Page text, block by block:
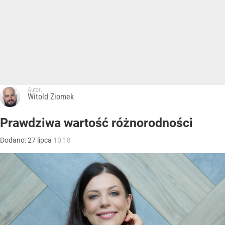
Autor:
Witold Ziomek
Prawdziwa wartość różnorodności
Dodano:27 lipca 10:18